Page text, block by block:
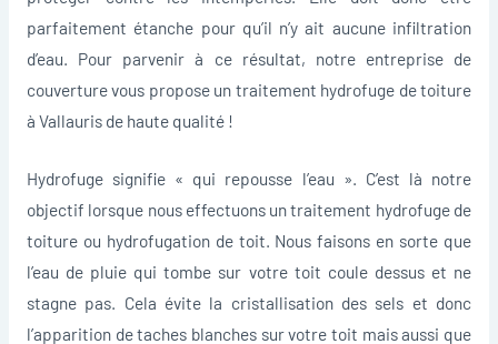
parfaitement étanche pour qu’il n’y ait aucune infiltration
d’eau. Pour parvenir à ce résultat, notre entreprise de
couverture vous propose un traitement hydrofuge de toiture
à Vallauris de haute qualité !
Hydrofuge signifie « qui repousse l’eau ». C’est là notre
objectif lorsque nous effectuons un traitement hydrofuge de
toiture ou hydrofugation de toit. Nous faisons en sorte que
l’eau de pluie qui tombe sur votre toit coule dessus et ne
stagne pas. Cela évite la cristallisation des sels et donc
l’apparition de taches blanches sur votre toit mais aussi que